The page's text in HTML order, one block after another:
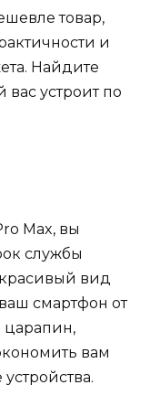
товар,
и
Найдите
устроит по
Max, вы
службы
красивый вид
смартфон от
вам